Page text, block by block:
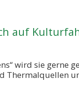
auf
wird sie gerne
Thermalquellen